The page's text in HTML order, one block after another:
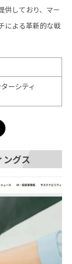
供しており、マー
による革新的な戦
ーシティ
ングス